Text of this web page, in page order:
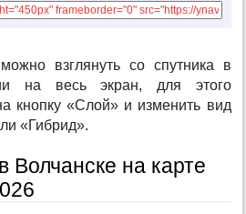
взглянуть со спутника в
на весь экран, для этого
кнопку «Слой» и изменить вид
«Гибрид».
Волчанске на карте